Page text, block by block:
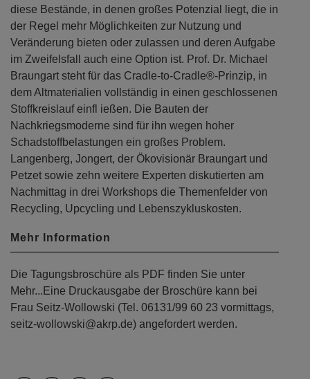
diese Bestände, in denen großes Potenzial liegt, die in
der Regel mehr Möglichkeiten zur Nutzung und
Veränderung bieten oder zulassen und deren Aufgabe
im Zweifelsfall auch eine Option ist. Prof. Dr. Michael
Braungart steht für das Cradle-to-Cradle®-Prinzip, in
dem Altmaterialien vollständig in einen geschlossenen
Stoffkreislauf einfl ießen. Die Bauten der
Nachkriegsmoderne sind für ihn wegen hoher
Schadstoffbelastungen ein großes Problem.
Langenberg, Jongert, der Ökovisionär Braungart und
Petzet sowie zehn weitere Experten diskutierten am
Nachmittag in drei Workshops die Themenfelder von
Recycling, Upcycling und Lebenszykluskosten.
Mehr Information
Die Tagungsbroschüre als PDF finden Sie unter
Mehr...Eine Druckausgabe der Broschüre kann bei
Frau Seitz-Wollowski (Tel. 06131/99 60 23 vormittags,
seitz-wollowski@akrp.de) angefordert werden.